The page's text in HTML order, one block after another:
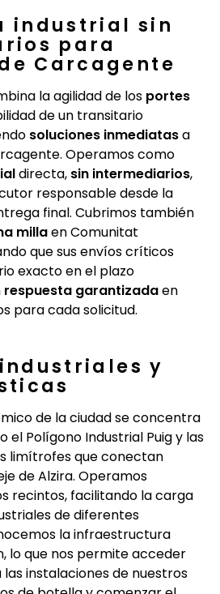
industrial sin
para
Carcagente
la agilidad de los portes
de un transitario
soluciones inmediatasa
Operamos como
directa, sin intermediarios,
responsable desde la
final. Cubrimos también
millaen Comunitat
que sus envíos críticos
exacto en el plazo
respuesta garantizadaen
para cada solicitud.
y
de la ciudad se concentra
el Polígono Industrial Puig y las
limítrofes que conectan
de Alzira. Operamos
recintos, facilitando la carga
de diferentes
la infraestructura
lo que nos permite acceder
instalaciones de nuestros